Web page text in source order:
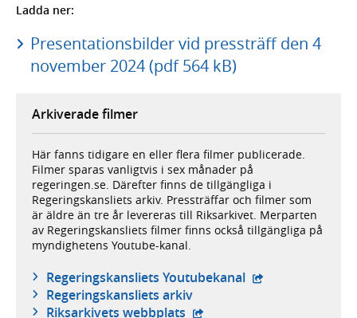
Ladda ner:
Presentationsbilder vid pressträff den 4
november 2024 (pdf 564 kB)
Arkiverade filmer
Här fanns tidigare en eller flera filmer publicerade.
Filmer sparas vanligtvis i sex månader på
regeringen.se. Därefter finns de tillgängliga i
Regeringskansliets arkiv. Pressträffar och filmer som
är äldre än tre år levereras till Riksarkivet. Merparten
av Regeringskansliets filmer finns också tillgängliga på
myndighetens Youtube-kanal.
Regeringskansliets Youtubekanal - extern
Regeringskansliets arkiv
Riksarkivets webbplats - extern webbplats,